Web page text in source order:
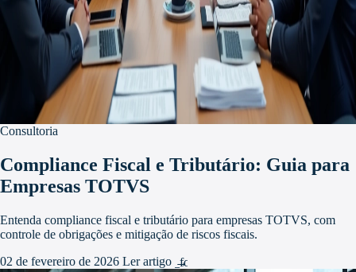
Consultoria
Compliance Fiscal e Tributário: Guia para
Empresas TOTVS
Entenda compliance fiscal e tributário para empresas TOTVS, com
controle de obrigações e mitigação de riscos fiscais.
02 de fevereiro de 2026 Ler artigo
arrow_forward